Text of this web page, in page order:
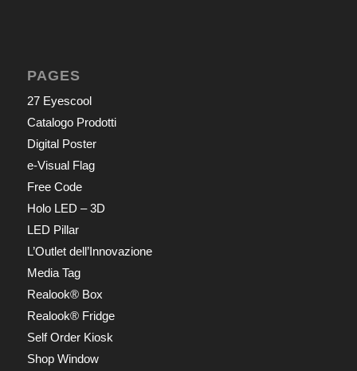
PAGES
27 Eyescool
Catalogo Prodotti
Digital Poster
e-Visual Flag
Free Code
Holo LED – 3D
LED Pillar
L’Outlet dell’Innovazione
Media Tag
Realook® Box
Realook® Fridge
Self Order Kiosk
Shop Window